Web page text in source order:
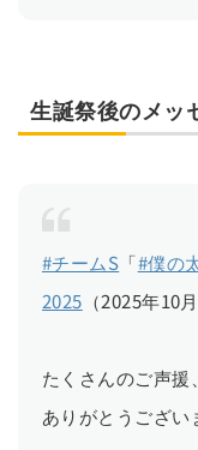
生誕祭後のメッ
#チームS 「#僕の
2025 （2025年10
たくさんのご声援、
ありがとうござい